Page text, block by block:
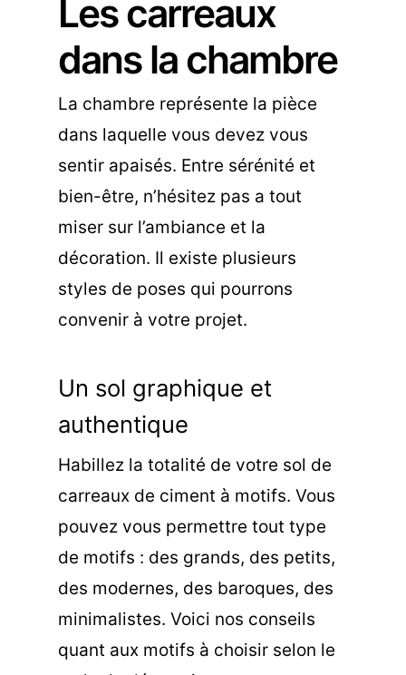
Les carreaux
dans la chambre
La chambre représente la pièce
dans laquelle vous devez vous
sentir apaisés. Entre sérénité et
bien-être, n’hésitez pas a tout
miser sur l’ambiance et la
décoration. Il existe plusieurs
styles de poses qui pourrons
convenir à votre projet.
Un sol graphique et
authentique
Habillez la totalité de votre sol de
carreaux de ciment à motifs. Vous
pouvez vous permettre tout type
de motifs : des grands, des petits,
des modernes, des baroques, des
minimalistes. Voici nos conseils
quant aux motifs à choisir selon le